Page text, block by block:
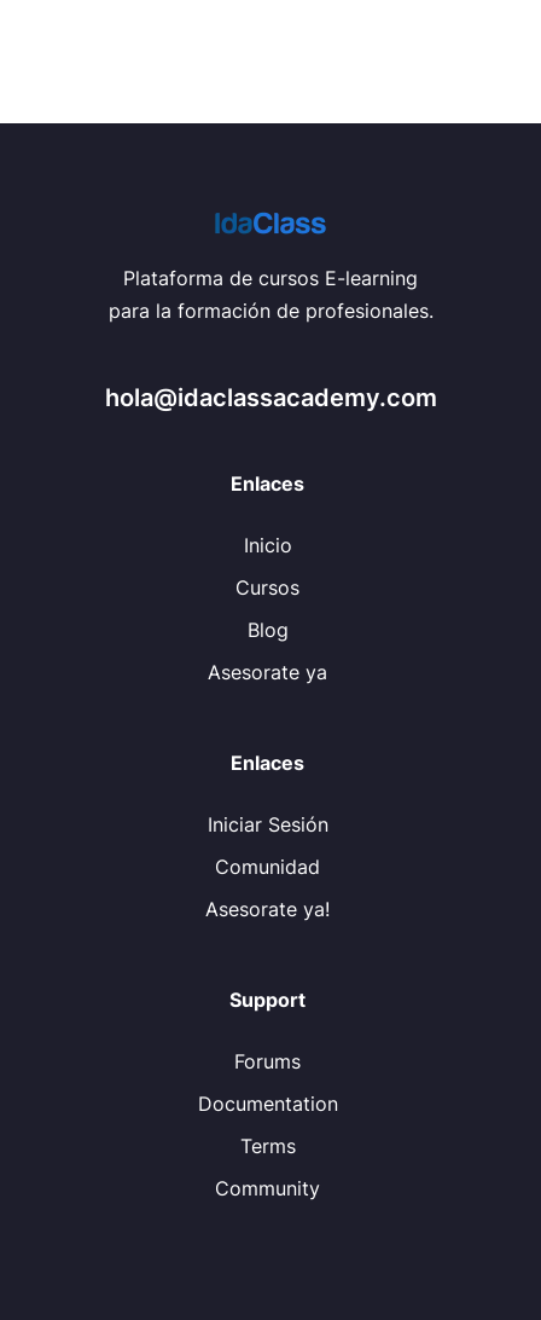
Plataforma de cursos E-learning
para la formación de profesionales.
hola@idaclassacademy.com
Enlaces
Inicio
Cursos
Blog
Asesorate ya
Enlaces
Iniciar Sesión
Comunidad
Asesorate ya!
Support
Forums
Documentation
Terms
Community